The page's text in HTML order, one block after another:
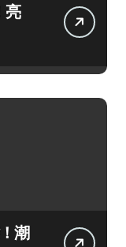
亮
潮